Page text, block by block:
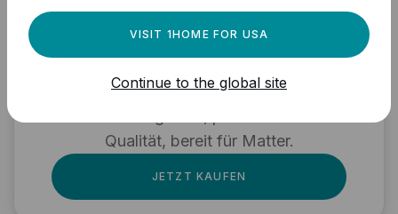
Automatisierungs-
Engine für Ihre Matter-
Geräte?
Qualität, bereit für Matter.
JETZT KAUFEN
VISIT 1HOME FOR USA
Continue to the global site